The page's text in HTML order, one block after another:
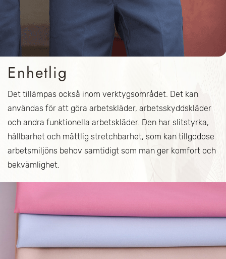
Enhetlig
Det tillämpas också inom verktygsområdet. Det kan
användas för att göra arbetskläder, arbetsskyddskläder
och andra funktionella arbetskläder. Den har slitstyrka,
hållbarhet och måttlig stretchbarhet, som kan tillgodose
arbetsmiljöns behov samtidigt som man ger komfort och
bekvämlighet.